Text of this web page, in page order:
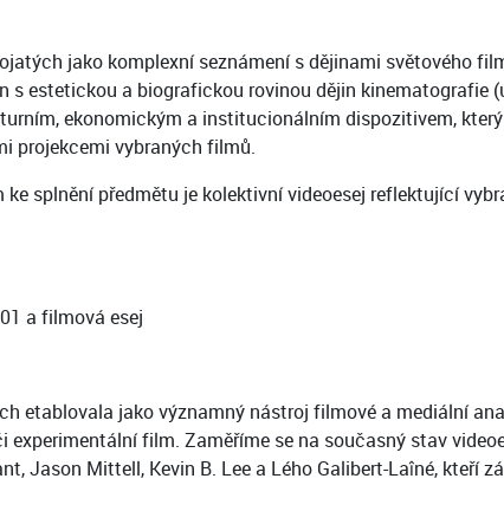
jako komplexní seznámení s dějinami světového
estetickou a biografickou rovinou dějin kinematografie
ekonomickým a institucionálním dispozitivem,
projekcemi vybraných filmů.
splnění předmětu je kolektivní videoesej reflektující
a filmová esej
etablovala jako významný nástroj filmové a mediální
film. Zaměříme se na současný stav
Jason Mittell, Kevin B. Lee a Lého Galibert-Laîné, kteří